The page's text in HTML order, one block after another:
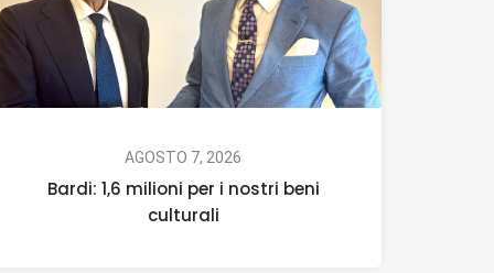
AGOSTO 7, 2026
Bardi: 1,6 milioni per i nostri beni
culturali